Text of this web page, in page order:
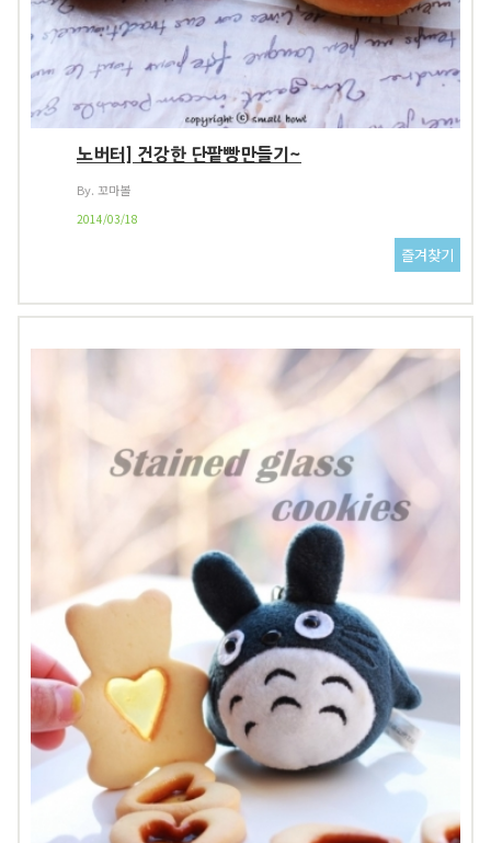
노버터] 건강한 단팥빵만들기~
By. 꼬마볼
2014/03/18